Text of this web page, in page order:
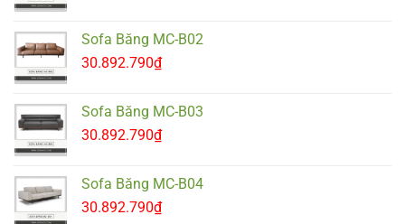
Sofa Băng MC-B02
30.892.790₫
Sofa Băng MC-B03
30.892.790₫
Sofa Băng MC-B04
30.892.790₫